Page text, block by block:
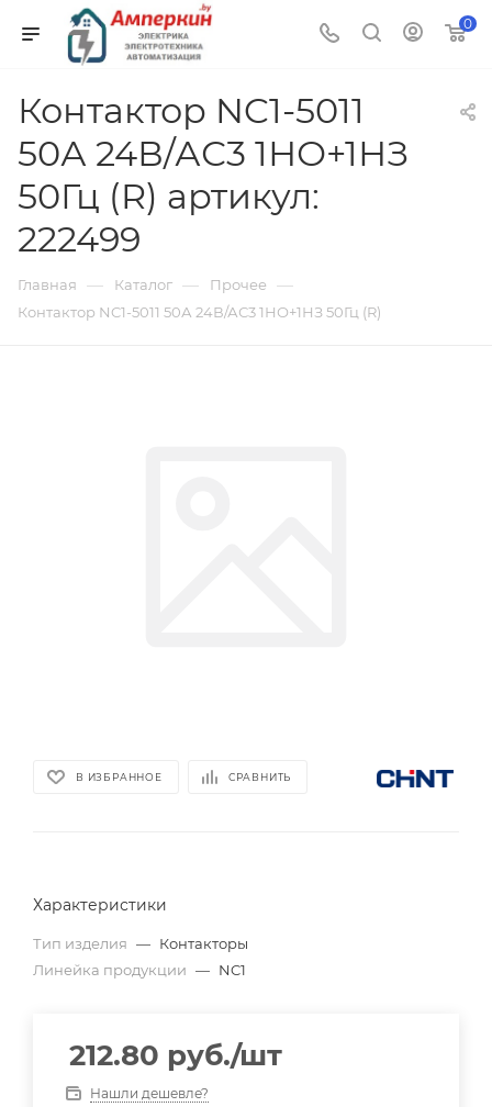
0
Контактор NC1-5011
50А 24В/АС3 1НО+1НЗ
50Гц (R) артикул:
222499
Главная — Каталог — Прочее —
Контактор NC1-5011 50А 24В/АС3 1НО+1НЗ 50Гц (R)
В ИЗБРАННОЕ СРАВНИТЬ
Характеристики
Тип изделия — Контакторы
Линейка продукции — NC1
212.80 руб./шт
Нашли дешевле?